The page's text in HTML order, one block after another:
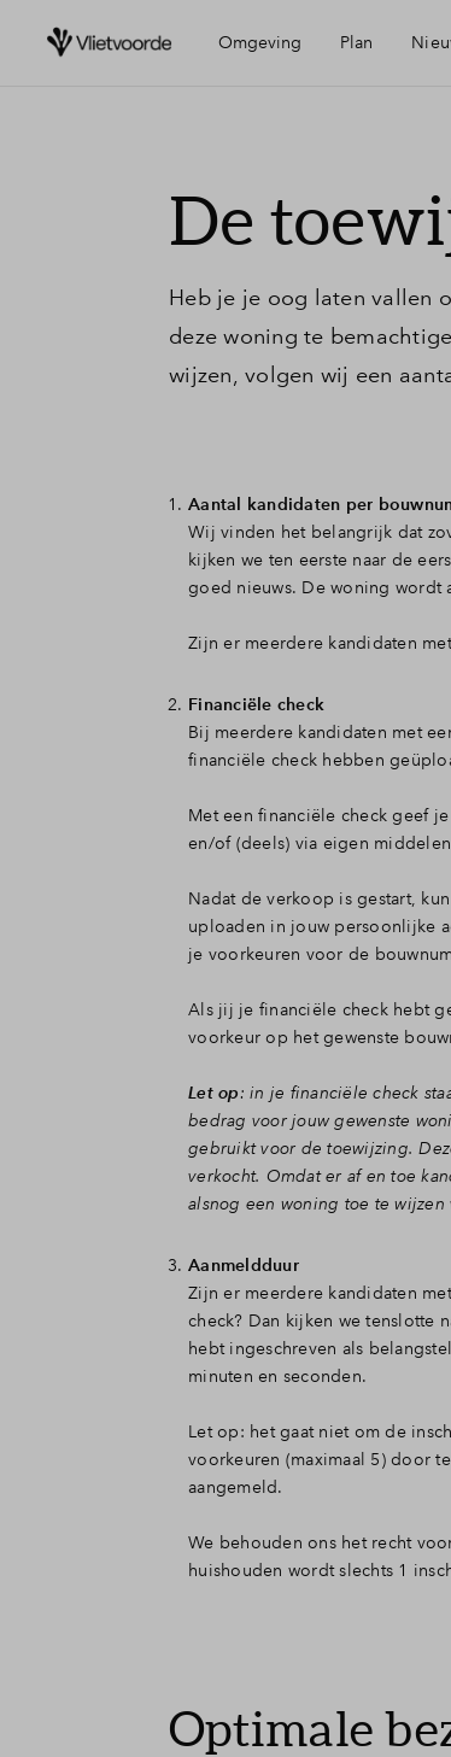
Omgeving
Bereikbaarheid
Voorzieningen
Geschiedenis
Plan
Wijken
Planning
De
Heb je je oog laten vallen
deze woning te
wijzen, volgen wij een
Aantal kandidaten per
Wij vinden het belangrijk dat
kijken we ten eerste naar de
goed nieuws. De woning wordt
Zijn er meerdere kandidaten
Financiële check
Bij meerdere kandidaten met
financiële check hebben
Met een financiële check geef
en/of (deels) via eigen
Nadat de verkoop is gestart,
uploaden in jouw persoonlijke
je voorkeuren voor de
Als jij je financiële check hebt
voorkeur op het gewenste
Let op: in je financiële check
bedrag voor jouw gewenste
gebruikt voor de toewijzing.
verkocht. Omdat er af en toe
alsnog een woning toe te
Aanmeldduur
Zijn er meerdere kandidaten
check? Dan kijken we tenslotte
hebt ingeschreven als
minuten en seconden.
Let op: het gaat niet om de
voorkeuren (maximaal 5) door
aangemeld.
We behouden ons het recht
huishouden wordt slechts 1
Optimale